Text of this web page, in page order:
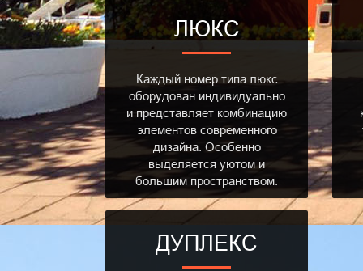
ЛЮКС
Каждый номер типа люкс
оборудован индивидуально
и представляет комбинацию
элементов современного
дизайна. Особенно
выделяется уютом и
большим пространством.
ДУПЛЕКС